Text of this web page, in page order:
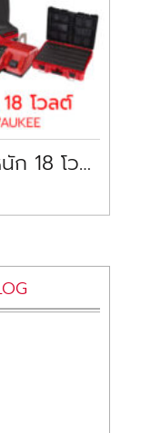
ชุดคอมโบอัศวินคู่ สู้งานหนัก 18 โวลต์ มิลวอกี้